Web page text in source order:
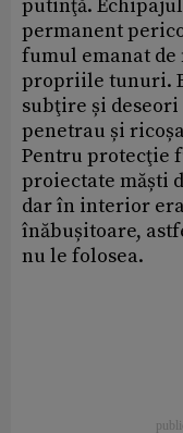
putinţă.
permanent
fumul emanat de
propriile tunuri.
subţire și
penetrau și
Pentru protecţie
proiectate măști
dar în interior
înăbușitoare,
nu le folosea.